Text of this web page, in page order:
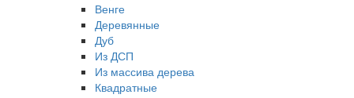
Венге
Деревянные
Дуб
Из ДСП
Из массива дерева
Квадратные